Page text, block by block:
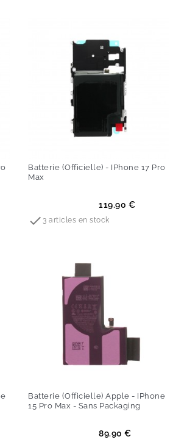
Batterie (Officielle) - IPhone 17 Pro
Max
119.90 €
 3 articles en stock
Batterie (Officielle) Apple - IPhone
15 Pro Max - Sans Packaging
89.90 €